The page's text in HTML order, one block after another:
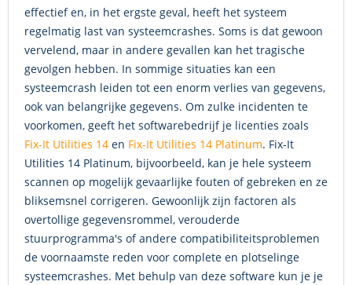
effectief en, in het ergste geval, heeft het systeem
regelmatig last van systeemcrashes. Soms is dat gewoon
vervelend, maar in andere gevallen kan het tragische
gevolgen hebben. In sommige situaties kan een
systeemcrash leiden tot een enorm verlies van gegevens,
ook van belangrijke gegevens. Om zulke incidenten te
voorkomen, geeft het softwarebedrijf je licenties zoals
Fix-It Utilities 14 en Fix-It Utilities 14 Platinum. Fix-It
Utilities 14 Platinum, bijvoorbeeld, kan je hele systeem
scannen op mogelijk gevaarlijke fouten of gebreken en ze
bliksemsnel corrigeren. Gewoonlijk zijn factoren als
overtollige gegevensrommel, verouderde
stuurprogramma's of andere compatibiliteitsproblemen
de voornaamste reden voor complete en plotselinge
systeemcrashes. Met behulp van deze software kun je je